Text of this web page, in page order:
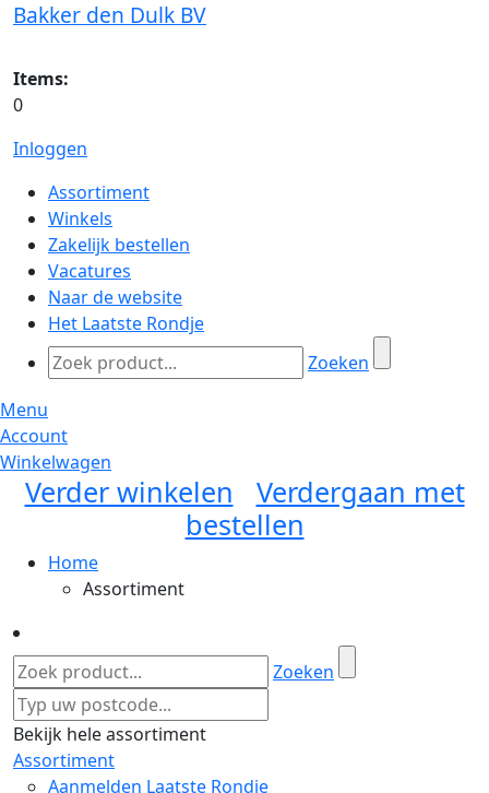
Bakker den Dulk BV
Items:
0
Inloggen
Assortiment
Winkels
Zakelijk bestellen
Vacatures
Naar de website
Het Laatste Rondje
Zoeken
Menu
Account
Winkelwagen
Verder winkelen
Verdergaan met
bestellen
Home
Assortiment
Zoeken
Bekijk hele assortiment
Assortiment
Aanmelden Laatste Rondje